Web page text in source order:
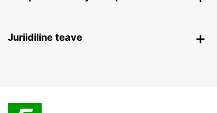
Juriidiline teave